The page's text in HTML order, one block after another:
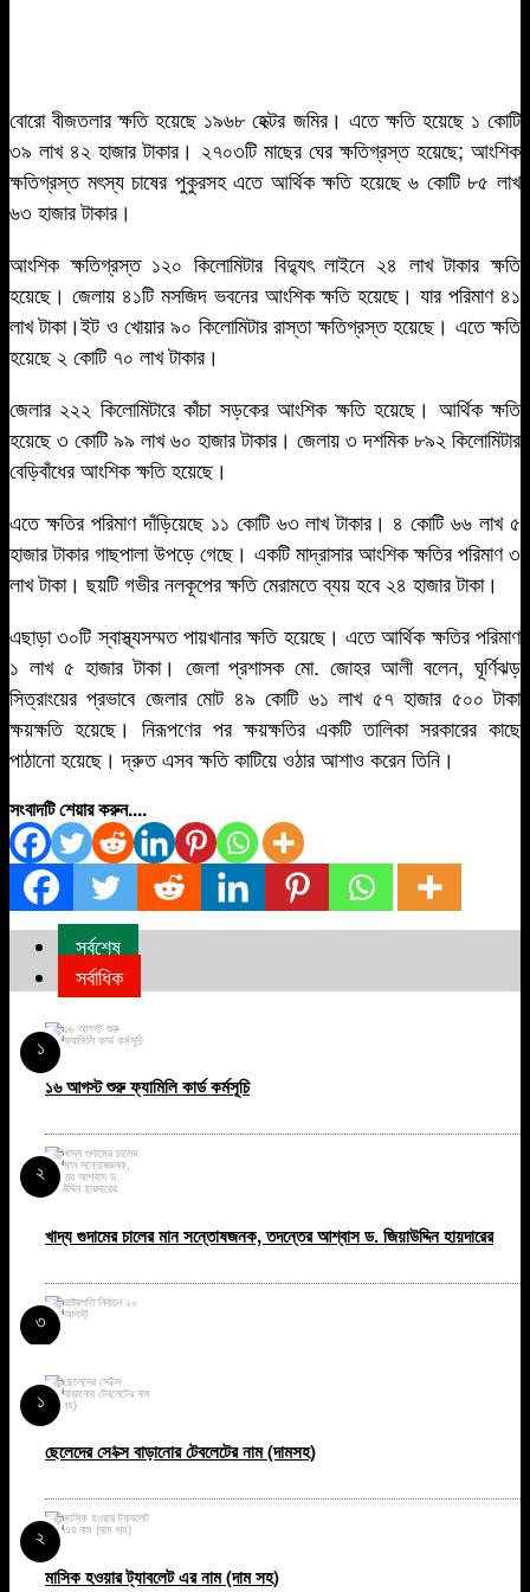
বোরো বীজতলার ক্ষতি হয়েছে ১৯৬৮ হেক্টর জমির। এতে ক্ষতি হয়েছে ১ কোটি
৩৯ লাখ ৪২ হাজার টাকার। ২৭০৩টি মাছের ঘের ক্ষতিগ্রস্ত হয়েছে; আংশিক
ক্ষতিগ্রস্ত মৎস্য চাষের পুকুরসহ এতে আর্থিক ক্ষতি হয়েছে ৬ কোটি ৮৫ লাখ
৬৩ হাজার টাকার।
আংশিক ক্ষতিগ্রস্ত ১২০ কিলোমিটার বিদ্যুৎ লাইনে ২৪ লাখ টাকার ক্ষতি
হয়েছে। জেলায় ৪১টি মসজিদ ভবনের আংশিক ক্ষতি হয়েছে। যার পরিমাণ ৪১
লাখ টাকা।ইট ও খোয়ার ৯০ কিলোমিটার রাস্তা ক্ষতিগ্রস্ত হয়েছে। এতে ক্ষতি
হয়েছে ২ কোটি ৭০ লাখ টাকার।
জেলার ২২২ কিলোমিটারে কাঁচা সড়কের আংশিক ক্ষতি হয়েছে। আর্থিক ক্ষতি
হয়েছে ৩ কোটি ৯৯ লাখ ৬০ হাজার টাকার। জেলায় ৩ দশমিক ৮৯২ কিলোমিটার
বেড়িবাঁধের আংশিক ক্ষতি হয়েছে।
এতে ক্ষতির পরিমাণ দাঁড়িয়েছে ১১ কোটি ৬৩ লাখ টাকার। ৪ কোটি ৬৬ লাখ ৫
হাজার টাকার গাছপালা উপড়ে গেছে। একটি মাদ্রাসার আংশিক ক্ষতির পরিমাণ ৩
লাখ টাকা। ছয়টি গভীর নলকূপের ক্ষতি মেরামতে ব্যয় হবে ২৪ হাজার টাকা।
এছাড়া ৩০টি স্বাস্থ্যসম্মত পায়খানার ক্ষতি হয়েছে। এতে আর্থিক ক্ষতির পরিমাণ
১ লাখ ৫ হাজার টাকা। জেলা প্রশাসক মো. জোহর আলী বলেন, ঘূর্ণিঝড়
সিত্রাংয়ের প্রভাবে জেলার মোট ৪৯ কোটি ৬১ লাখ ৫৭ হাজার ৫০০ টাকা
ক্ষয়ক্ষতি হয়েছে। নিরূপণের পর ক্ষয়ক্ষতির একটি তালিকা সরকারের কাছে
পাঠানো হয়েছে। দ্রুত এসব ক্ষতি কাটিয়ে ওঠার আশাও করেন তিনি।
সংবাদটি শেয়ার করুন....
সর্বশেষ
সর্বাধিক
১
১৬ আগস্ট শুরু ফ্যামিলি কার্ড কর্মসূচি
২
খাদ্য গুদামের চালের মান সন্তোষজনক, তদন্তের আশ্বাস ড. জিয়াউদ্দিন হায়দারের
৩
গ্যাস সংকট, লোডশেডিং, বিদ্যুতের মূল্য বৃদ্ধির প্রতিবাদে বরিশালে প্রধানমন্ত্রীর
কাছে স্মারকলিপি
১
ছেলেদের সে*ক্স বাড়ানোর টেবলেটের নাম (দামসহ)
২
মাসিক হওয়ার ট্যাবলেট এর নাম (দাম সহ)